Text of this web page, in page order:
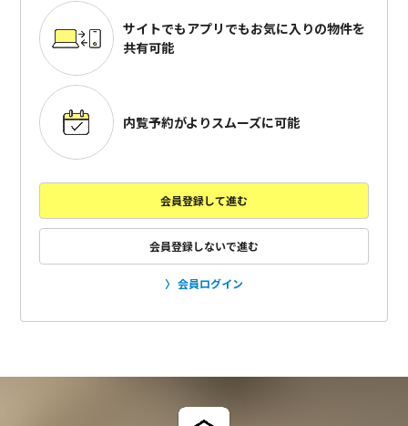
サイトでもアプリでもお気に入りの物件を
共有可能
内覧予約がよりスムーズに可能
会員登録して進む
会員登録しないで進む
会員ログイン